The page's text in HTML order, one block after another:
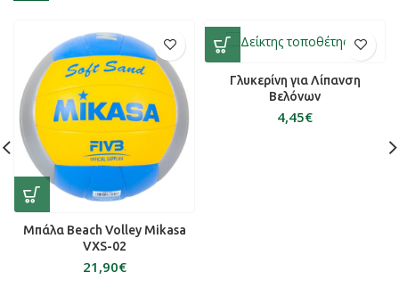
Μπάλα Beach Volley Mikasa
VXS-02
€
Γλυκερίνη για Λίπανση
Βελόνων
€